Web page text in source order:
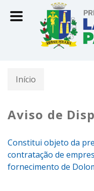
Início
Aviso de
Constitui objeto da
contratação de
fornecimento de